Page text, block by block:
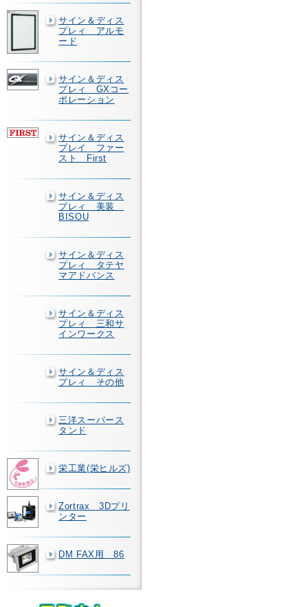
サイン＆ディス
プレィ アルモ
ード
サイン＆ディス
プレィ GXコー
ポレーション
サイン＆ディス
プレイ ファー
スト First
サイン＆ディス
プレィ 美装
BISOU
サイン＆ディス
プレィ タテヤ
マアドバンス
サイン＆ディス
プレィ 三和サ
インワークス
サイン＆ディス
プレィ その他
三洋スーパース
タンド
栄工業(栄ヒルズ)
Zortrax 3Dプリ
ンター
DM FAX用 86